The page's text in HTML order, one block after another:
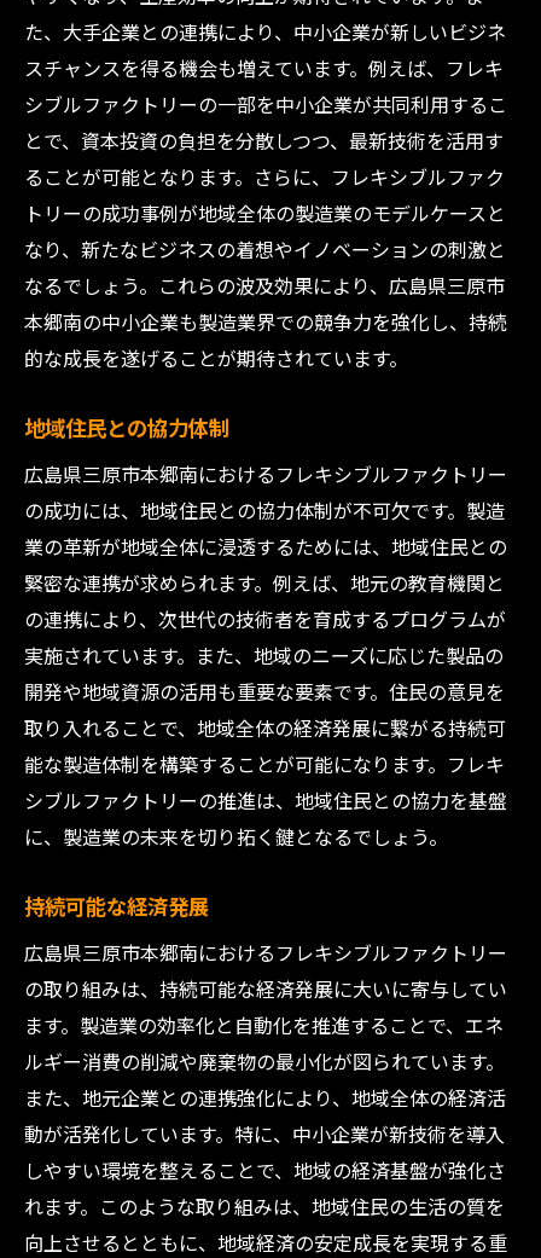
た、大手企業との連携により、中小企業が新しいビジネ
スチャンスを得る機会も増えています。例えば、フレキ
シブルファクトリーの一部を中小企業が共同利用するこ
とで、資本投資の負担を分散しつつ、最新技術を活用す
ることが可能となります。さらに、フレキシブルファク
トリーの成功事例が地域全体の製造業のモデルケースと
なり、新たなビジネスの着想やイノベーションの刺激と
なるでしょう。これらの波及効果により、広島県三原市
本郷南の中小企業も製造業界での競争力を強化し、持続
的な成長を遂げることが期待されています。
地域住民との協力体制
広島県三原市本郷南におけるフレキシブルファクトリー
の成功には、地域住民との協力体制が不可欠です。製造
業の革新が地域全体に浸透するためには、地域住民との
緊密な連携が求められます。例えば、地元の教育機関と
の連携により、次世代の技術者を育成するプログラムが
実施されています。また、地域のニーズに応じた製品の
開発や地域資源の活用も重要な要素です。住民の意見を
取り入れることで、地域全体の経済発展に繋がる持続可
能な製造体制を構築することが可能になります。フレキ
シブルファクトリーの推進は、地域住民との協力を基盤
に、製造業の未来を切り拓く鍵となるでしょう。
持続可能な経済発展
広島県三原市本郷南におけるフレキシブルファクトリー
の取り組みは、持続可能な経済発展に大いに寄与してい
ます。製造業の効率化と自動化を推進することで、エネ
ルギー消費の削減や廃棄物の最小化が図られています。
また、地元企業との連携強化により、地域全体の経済活
動が活発化しています。特に、中小企業が新技術を導入
しやすい環境を整えることで、地域の経済基盤が強化さ
れます。このような取り組みは、地域住民の生活の質を
向上させるとともに、地域経済の安定成長を実現する重